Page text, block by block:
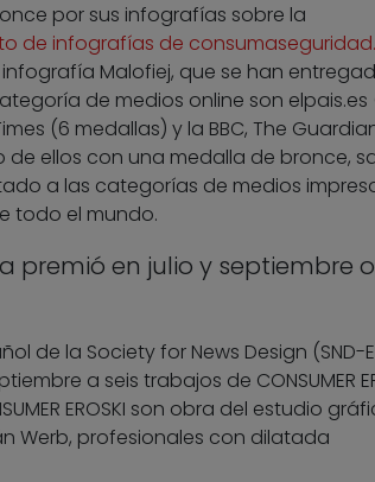
por sus infografías sobre la
de infografías de
Malofiej, que se han
de medios online son elpais.es
(6 medallas) y la BBC, The
ellos con una medalla de bronce,
a las categorías de medios
todo el mundo.
premió en julio y septiembre
de la Society for News Design (SND-
a seis trabajos de CONSUMER
EROSKI son obra del estudio
Werb, profesionales con dilatada